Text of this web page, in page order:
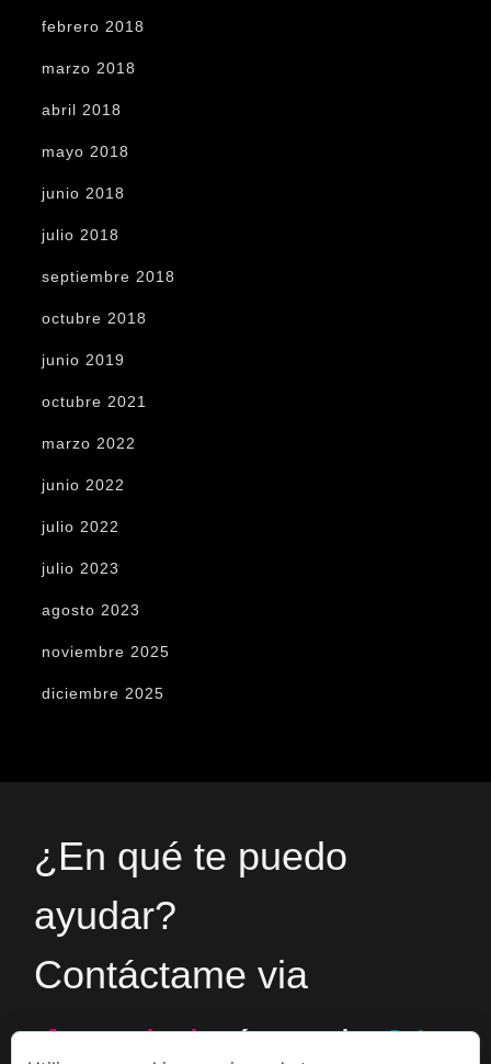
febrero 2018
marzo 2018
abril 2018
mayo 2018
junio 2018
julio 2018
septiembre 2018
octubre 2018
junio 2019
octubre 2021
marzo 2022
junio 2022
julio 2022
julio 2023
agosto 2023
noviembre 2025
diciembre 2025
¿En qué te puedo
ayudar?
Contáctame via
formularioó en el+34